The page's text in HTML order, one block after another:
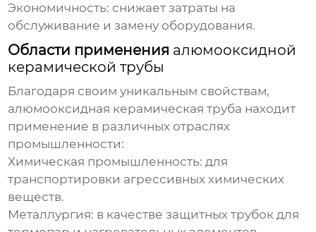
Экономичность: снижает затраты на
обслуживание и замену оборудования.
Области применения алюмооксидной
керамической трубы
Благодаря своим уникальным свойствам,
алюмооксидная керамическая труба находит
применение в различных отраслях
промышленности:
Химическая промышленность: для
транспортировки агрессивных химических
веществ.
Металлургия: в качестве защитных трубок для